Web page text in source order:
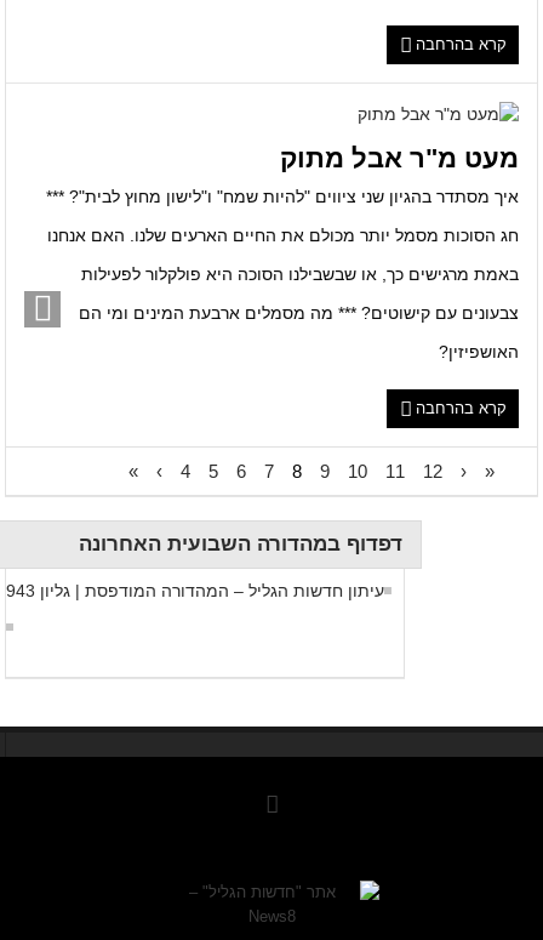
קרא בהרחבה
מעט מ"ר אבל מתוק
איך מסתדר בהגיון שני ציווים "להיות שמח" ו"לישון מחוץ לבית"? ***
חג הסוכות מסמל יותר מכולם את החיים הארעים שלנו. האם אנחנו
באמת מרגישים כך, או שבשבילנו הסוכה היא פולקלור לפעילות
צבעונים עם קישוטים? *** מה מסמלים ארבעת המינים ומי הם
האושפיזין?
קרא בהרחבה
«
‹
4 5 6 7 8 9 10 11 12
›
»
דפדוף במהדורה השבועית האחרונה
עיתון חדשות הגליל – המהדורה המודפסת | גליון 943